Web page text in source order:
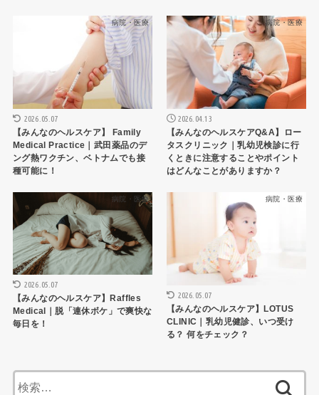
病院・医療
2026.05.07
【みんなのヘルスケア】 Family
Medical Practice｜武田薬品のデ
ング熱ワクチン、ベトナムでも接
種可能に！
病院・医療
2026.04.13
【みんなのヘルスケアQ&A】ロー
タスクリニック｜乳幼児検診に行
くときに注意することやポイント
はどんなことがありますか？
病院・医療
2026.05.07
【みんなのヘルスケア】Raffles
Medical｜脱「連休ボケ」で爽快な
毎日を！
病院・医療
2026.05.07
【みんなのヘルスケア】LOTUS
CLINIC｜乳幼児健診、いつ受け
る？ 何をチェック？